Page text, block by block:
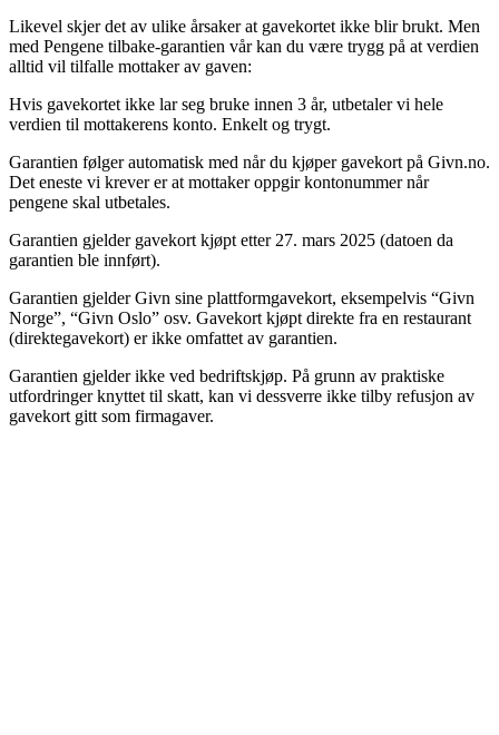
Likevel skjer det av ulike årsaker at gavekortet ikke blir brukt. Men
med Pengene tilbake-garantien vår kan du være trygg på at verdien
alltid vil tilfalle mottaker av gaven:
Hvis gavekortet ikke lar seg bruke innen 3 år, utbetaler vi hele
verdien til mottakerens konto. Enkelt og trygt.
Garantien følger automatisk med når du kjøper gavekort på Givn.no.
Det eneste vi krever er at mottaker oppgir kontonummer når
pengene skal utbetales.
Garantien gjelder gavekort kjøpt etter 27. mars 2025 (datoen da
garantien ble innført).
Garantien gjelder Givn sine plattformgavekort, eksempelvis “Givn
Norge”, “Givn Oslo” osv. Gavekort kjøpt direkte fra en restaurant
(direktegavekort) er ikke omfattet av garantien.
Garantien gjelder ikke ved bedriftskjøp. På grunn av praktiske
utfordringer knyttet til skatt, kan vi dessverre ikke tilby refusjon av
gavekort gitt som firmagaver.